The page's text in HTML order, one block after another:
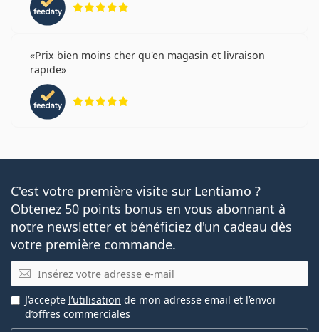
Prix bien moins cher qu'en magasin et livraison
rapide
C'est votre première visite sur Lentiamo ?
Obtenez 50 points bonus en vous abonnant à
notre newsletter et bénéficiez d'un cadeau dès
votre première commande.
E-mail
J’accepte l’utilisation de mon adresse email et l’envoi
d’offres commerciales